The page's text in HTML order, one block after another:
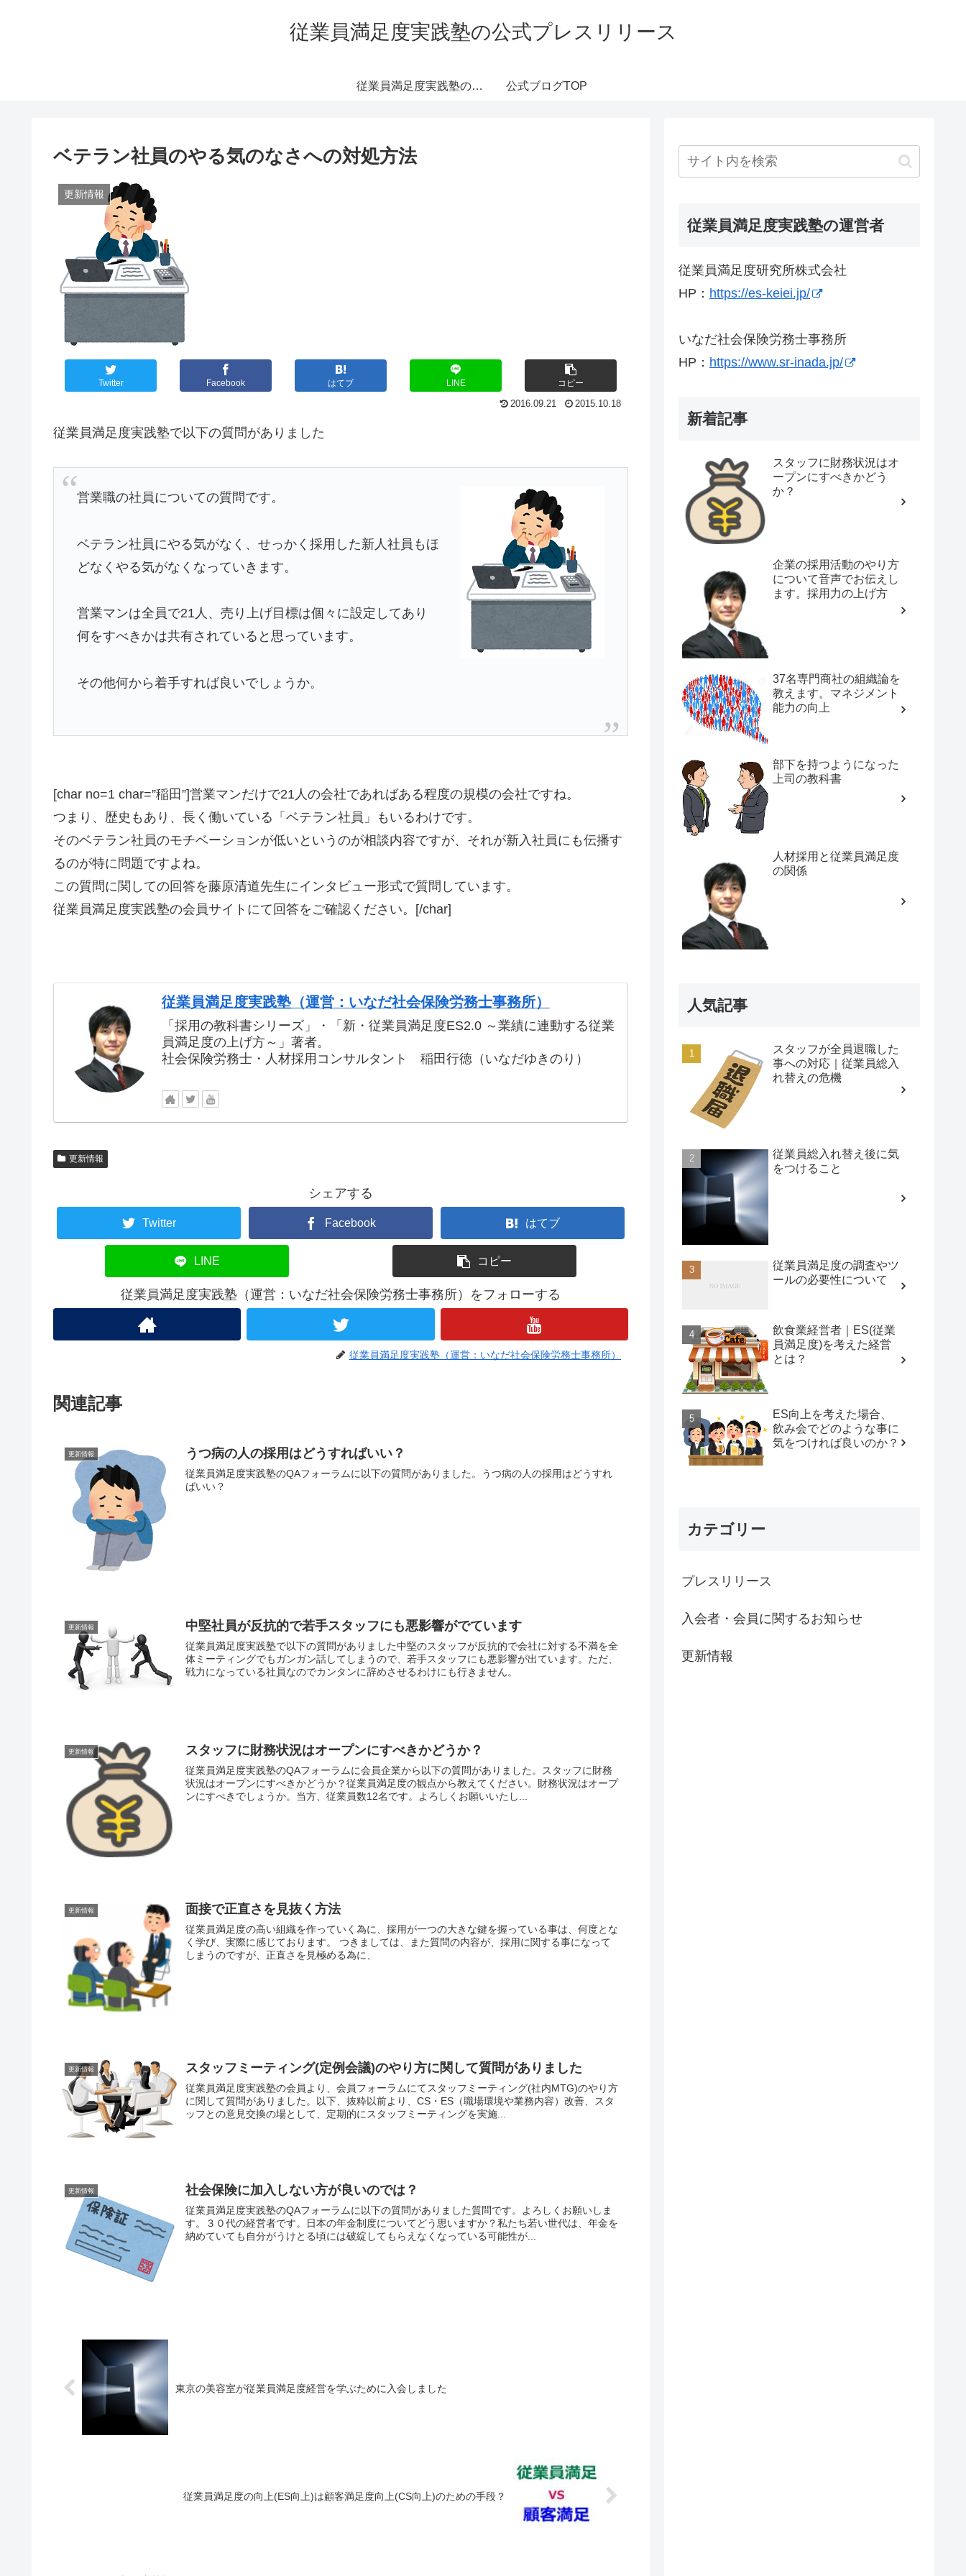
従業員満足度実践塾の公式プレスリリース
従業員満足度実践塾のサ 公式ブログTOP
ベテラン社員のやる気のなさへの対処方法
更新情報
Twitter Facebook はてブ LINE コピー
2016.09.21 2015.10.18
従業員満足度実践塾で以下の質問がありました
営業職の社員についての質問です。
ベテラン社員にやる気がなく、せっかく採用した新人社員もほ
どなくやる気がなくなっていきます。
営業マンは全員で21人、売り上げ目標は個々に設定してあり
何をすべきかは共有されていると思っています。
その他何から着手すれば良いでしょうか。
[char no=1 char=”稲田”]営業マンだけで21人の会社であればある程度の規模の会社ですね。
つまり、歴史もあり、長く働いている「ベテラン社員」もいるわけです。
そのベテラン社員のモチベーションが低いというのが相談内容ですが、それが新入社員にも伝播す
るのが特に問題ですよね。
この質問に関しての回答を藤原清道先生にインタビュー形式で質問しています。
従業員満足度実践塾の会員サイトにて回答をご確認ください。[/char]
従業員満足度実践塾（運営：いなだ社会保険労務士事務所）
「採用の教科書シリーズ」・「新・従業員満足度ES2.0 ～業績に連動する従業
員満足度の上げ方～」著者。
社会保険労務士・人材採用コンサルタント 稲田行徳（いなだゆきのり）
更新情報
シェアする
Twitter Facebook はてブ
LINE コピー
従業員満足度実践塾（運営：いなだ社会保険労務士事務所）をフォローする
従業員満足度実践塾（運営：いなだ社会保険労務士事務所）
関連記事
更新情報 うつ病の人の採用はどうすればいい？
従業員満足度実践塾のQAフォーラムに以下の質問がありました。うつ病の人の採用はどうすれ
ばいい？
更新情報 中堅社員が反抗的で若手スタッフにも悪影響がでています
従業員満足度実践塾で以下の質問がありました中堅のスタッフが反抗的で会社に対する不満を全
体ミーティングでもガンガン話してしまうので、若手スタッフにも悪影響が出ています。ただ、
戦力になっている社員なのでカンタンに辞めさせるわけにも行きません。
更新情報 スタッフに財務状況はオープンにすべきかどうか？
従業員満足度実践塾のQAフォーラムに会員企業から以下の質問がありました。スタッフに財務
状況はオープンにすべきかどうか？従業員満足度の観点から教えてください。財務状況はオープ
ンにすべきでしょうか。当方、従業員数12名です。よろしくお願いいたし...
更新情報 面接で正直さを見抜く方法
従業員満足度の高い組織を作っていく為に、採用が一つの大きな鍵を握っている事は、何度とな
く学び、実際に感じております。 つきましては、また質問の内容が、採用に関する事になって
しまうのですが、正直さを見極める為に、
更新情報 スタッフミーティング(定例会議)のやり方に関して質問がありました
従業員満足度実践塾の会員より、会員フォーラムにてスタッフミーティング(社内MTG)のやり方
に関して質問がありました。以下、抜粋以前より、CS・ES（職場環境や業務内容）改善、スタ
ッフとの意見交換の場として、定期的にスタッフミーティングを実施...
更新情報 社会保険に加入しない方が良いのでは？
従業員満足度実践塾のQAフォーラムに以下の質問がありました質問です。よろしくお願いしま
す。３０代の経営者です。日本の年金制度についてどう思いますか？私たち若い世代は、年金を
納めていても自分がうけとる頃には破綻してもらえなくなっている可能性が...
東京の美容室が従業員満足度経営を学ぶために入会しました
従業員満足度の向上(ES向上)は顧客満足度向上(CS向上)のための手段？
従業員満足度実践塾の運営者
従業員満足度研究所株式会社
HP： https://es-keiei.jp/
いなだ社会保険労務士事務所
HP： https://www.sr-inada.jp/
新着記事
スタッフに財務状況はオ
ープンにすべきかどう
か？
企業の採用活動のやり方
について音声でお伝えし
ます。採用力の上げ方
37名専門商社の組織論を
教えます。マネジメント
能力の向上
部下を持つようになった
上司の教科書
人材採用と従業員満足度
の関係
人気記事
スタッフが全員退職した
事への対応｜従業員総入
れ替えの危機
従業員総入れ替え後に気
をつけること
従業員満足度の調査やツ
ールの必要性について
飲食業経営者｜ES(従業
員満足度)を考えた経営
とは？
ES向上を考えた場合、
飲み会でどのような事に
気をつければ良いのか？
カテゴリー
プレスリリース
入会者・会員に関するお知らせ
更新情報